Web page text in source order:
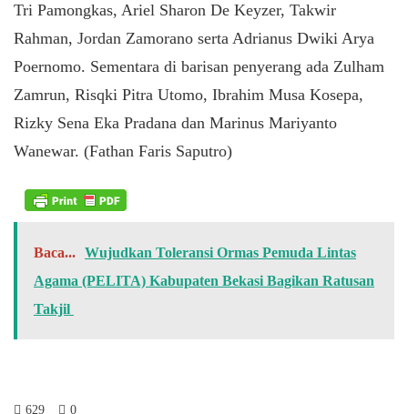
Tri Pamongkas, Ariel Sharon De Keyzer, Takwir
Rahman, Jordan Zamorano serta Adrianus Dwiki Arya
Poernomo. Sementara di barisan penyerang ada Zulham
Zamrun, Risqki Pitra Utomo, Ibrahim Musa Kosepa,
Rizky Sena Eka Pradana dan Marinus Mariyanto
Wanewar. (Fathan Faris Saputro)
Baca... Wujudkan Toleransi Ormas Pemuda Lintas
Agama (PELITA) Kabupaten Bekasi Bagikan Ratusan
Takjil
629 0